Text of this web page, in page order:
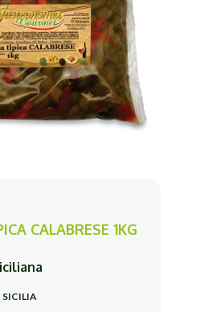
CALABRESE 1KG
SICILIA